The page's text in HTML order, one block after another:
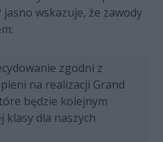
wskazuje, że zawody
zgodni z
na realizacji Grand
będzie kolejnym
klasy dla naszych